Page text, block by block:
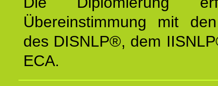
Übereinstimmung mit
des DISNLP®, dem
ECA.